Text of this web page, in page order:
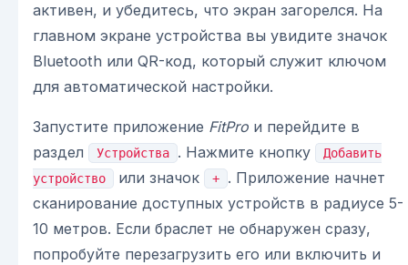
активен, и убедитесь, что экран загорелся. На
главном экране устройства вы увидите значок
Bluetooth или QR-код, который служит ключом
для автоматической настройки.
Запустите приложение FitPro и перейдите в
раздел
Устройства . Нажмите кнопку
Добавить
устройство
или значок +
. Приложение начнет
сканирование доступных устройств в радиусе 5-
10 метров. Если браслет не обнаружен сразу,
попробуйте перезагрузить его или включить и